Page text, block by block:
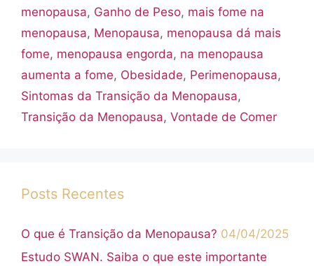
menopausa, Ganho de Peso, mais fome na
menopausa, Menopausa, menopausa dá mais
fome, menopausa engorda, na menopausa
aumenta a fome, Obesidade, Perimenopausa,
Sintomas da Transição da Menopausa,
Transição da Menopausa, Vontade de Comer
Posts Recentes
O que é Transição da Menopausa? 04/04/2025
Estudo SWAN. Saiba o que este importante